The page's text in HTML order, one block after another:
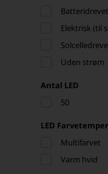
Batteridrevet
Elektrisk (til
Uden strøm
Antal LED
50
LED
Multifarvet
Varm hvid